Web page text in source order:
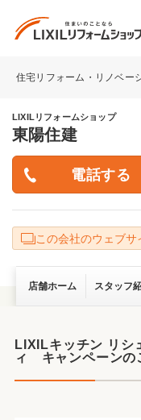
住宅リフォーム・リノベー
LIXILリフォームショップ
東陽住建
この会社のウェブサ
店舗ホーム スタッフ
LIXILキッチン リ
ィ キャンペーンの